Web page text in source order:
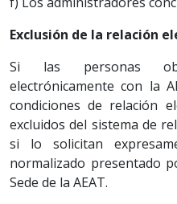
Exclusión de la relación
Si las personas
electrónicamente con la
condiciones de relación
excluidos del sistema de
si lo solicitan
normalizado presentado
Sede de la AEAT.